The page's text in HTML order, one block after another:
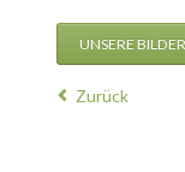
UNSERE
Zurück